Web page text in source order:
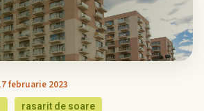
februarie 2023
rasarit de soare